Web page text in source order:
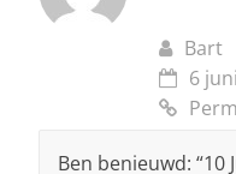
Bart
6
Ben benieuwd: “10